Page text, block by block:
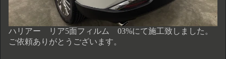
ハリアー リア5面フィルム 03%にて施工致しました。
ご依頼ありがとうございます。